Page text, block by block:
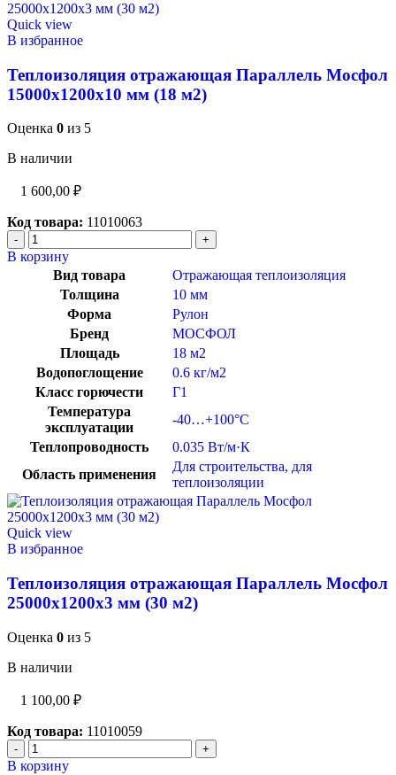
Quick view
В избранное
Теплоизоляция отражающая Параллель Мосфол
15000х1200х10 мм (18 м2)
Оценка 0 из 5
В наличии
1 600,00 ₽
Код товара: 11010063
В корзину
Вид товара
Отражающая теплоизоляция
Толщина
10 мм
Форма
Рулон
Бренд
МОСФОЛ
Площадь
18 м2
Водопоглощение
0.6 кг/м2
Класс горючести
Г1
Температура
эксплуатации
-40…+100°C
Теплопроводность
0.035 Вт/м·К
Область применения
Для строительства, для
теплоизоляции
Quick view
В избранное
Теплоизоляция отражающая Параллель Мосфол
25000х1200х3 мм (30 м2)
Оценка 0 из 5
В наличии
1 100,00 ₽
Код товара: 11010059
В корзину